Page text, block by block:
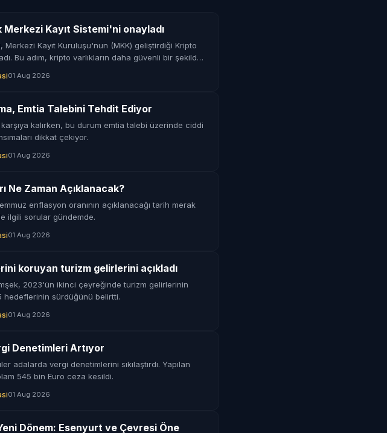
Merkezi Kayıt Sistemi'ni onayladı
Merkezi Kayıt Kuruluşu'nun (MKK) geliştirdiği Kripto
Bu adım, kripto varlıkların daha güvenli bir şekilde
01 Aug 2026
Emtia Talebini Tehdit Ediyor
kalırken, bu durum emtia talebi üzerinde ciddi
dikkat çekiyor.
01 Aug 2026
Ne Zaman Açıklanacak?
enflasyon oranının açıklanacağı tarih merak
ilgili sorular gündemde.
01 Aug 2026
koruyan turizm gelirlerini açıkladı
2023'ün ikinci çeyreğinde turizm gelirlerinin
hedeflerinin sürdüğünü belirtti.
01 Aug 2026
Denetimleri Artıyor
adalarda vergi denetimlerini sıkılaştırdı. Yapılan
545 bin Euro ceza kesildi.
01 Aug 2026
Dönem: Esenyurt ve Çevresi Öne